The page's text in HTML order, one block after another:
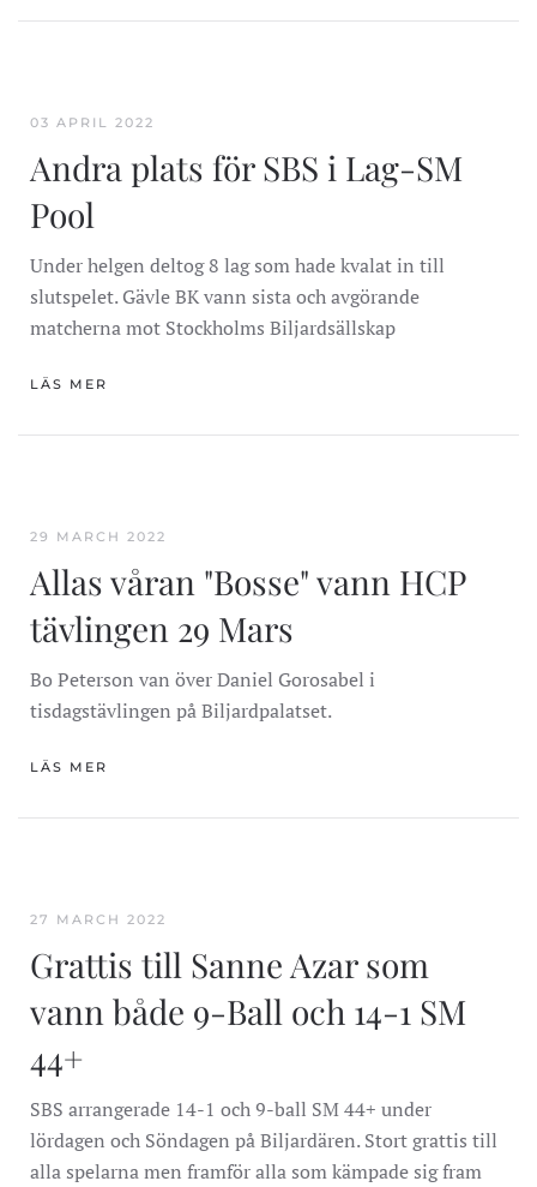
03 APRIL 2022
Andra plats för SBS i Lag-SM
Pool
Under helgen deltog 8 lag som hade kvalat in till
slutspelet. Gävle BK vann sista och avgörande
matcherna mot Stockholms Biljardsällskap
LÄS MER
29 MARCH 2022
Allas våran "Bosse" vann HCP
tävlingen 29 Mars
Bo Peterson van över Daniel Gorosabel i
tisdagstävlingen på Biljardpalatset.
LÄS MER
27 MARCH 2022
Grattis till Sanne Azar som
vann både 9-Ball och 14-1 SM
44+
SBS arrangerade 14-1 och 9-ball SM 44+ under
lördagen och Söndagen på Biljardären. Stort grattis till
alla spelarna men framför alla som kämpade sig fram